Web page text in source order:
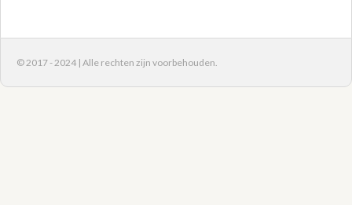
© 2017 - 2024 | Alle rechten zijn voorbehouden.